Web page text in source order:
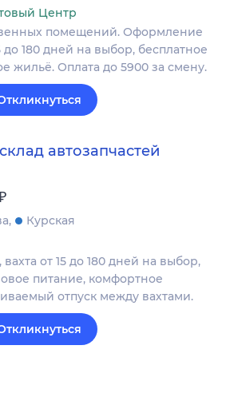
Центр
помещений. Оформление
до 180 дней на выбор, бесплатное
жильё. Оплата до 5900 за смену.
автозапчастей
Курская
от 15 до 180 дней на выбор,
питание, комфортное
отпуск между вахтами.